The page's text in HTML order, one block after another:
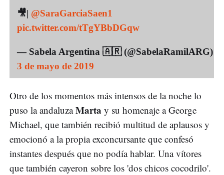
🎥| @SaraGarciaSaen1
pic.twitter.com/tTgYBbDGqw
— Sabela Argentina 🇦🇷 (@SabelaRamilARG)
3 de mayo de 2019
Otro de los momentos más intensos de la noche lo
puso la andaluzaMarta y su homenaje a George
Michael, que también recibió multitud de aplausos y
emocionó a la propia exconcursante que confesó
instantes después que no podía hablar. Una vítores
que también cayeron sobre los 'dos chicos cocodrilo'.